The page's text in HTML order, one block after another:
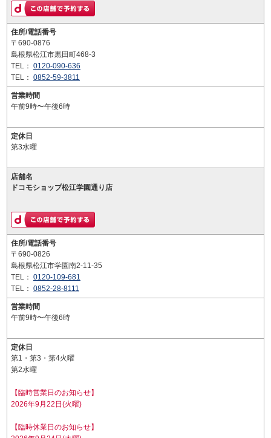
住所/電話番号
〒690-0876
島根県松江市黒田町468-3
TEL： 0120-090-636
TEL： 0852-59-3811
営業時間
午前9時〜午後6時
定休日
第3水曜
店舗名
ドコモショップ松江学園通り店
住所/電話番号
〒690-0826
島根県松江市学園南2-11-35
TEL： 0120-109-681
TEL： 0852-28-8111
営業時間
午前9時〜午後6時
定休日
第1・第3・第4火曜
第2水曜
【臨時営業日のお知らせ】
2026年9月22日(火曜)
【臨時休業日のお知らせ】